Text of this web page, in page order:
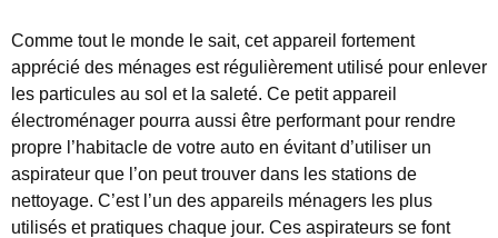
Comme tout le monde le sait, cet appareil fortement
apprécié des ménages est régulièrement utilisé pour enlever
les particules au sol et la saleté. Ce petit appareil
électroménager pourra aussi être performant pour rendre
propre l’habitacle de votre auto en évitant d’utiliser un
aspirateur que l’on peut trouver dans les stations de
nettoyage. C’est l’un des appareils ménagers les plus
utilisés et pratiques chaque jour. Ces aspirateurs se font